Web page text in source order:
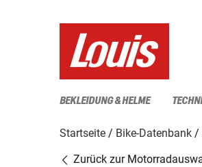
BEKLEIDUNG & HELME
Startseite Bike-Datenbank
Zurück zur